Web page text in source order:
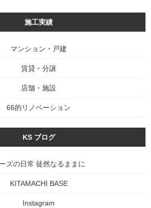
施工実績
マンション・戸建
賃貸・分譲
店舗・施設
66的リノベーション
KS ブログ
ズの日常 徒然なるままに
KITAMACHI BASE
Instagram